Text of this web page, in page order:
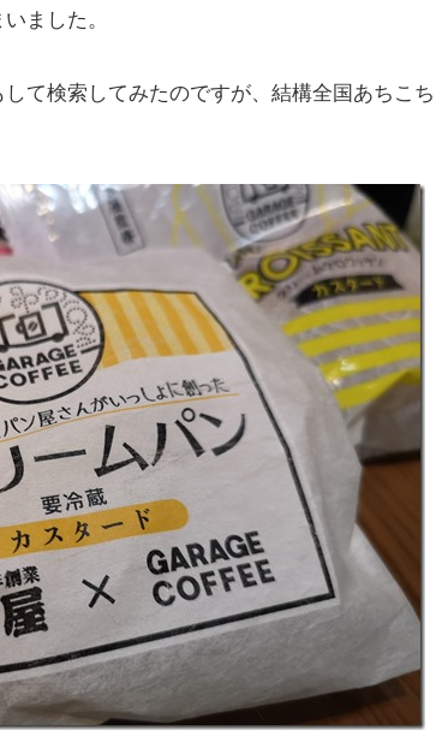
ました。
て検索してみたのですが、結構全国あちこち